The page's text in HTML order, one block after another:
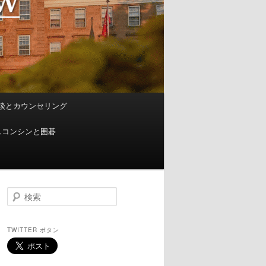
とカウンセリング
ンシンと囲碁
検
索
TWITTER ボタン